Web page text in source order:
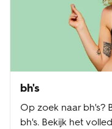
bh's
Op zoek naar bh's?
bh's. Bekijk het